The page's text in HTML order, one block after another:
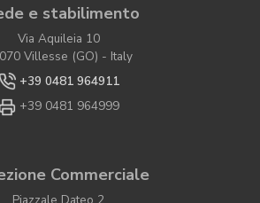
e stabilimento
Via Aquileia 10
Villesse (GO) - Italy
+39 0481 964911
+39 0481 964999
Commerciale